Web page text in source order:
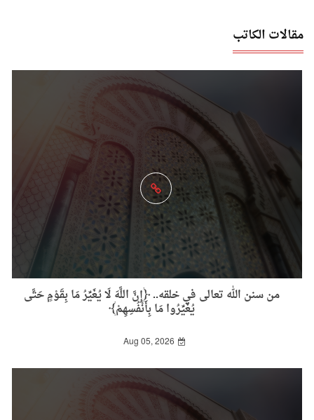
مقالات الكاتب
من سنن الله تعالى في خلقه.. ﴿إِنَّ اللَّهَ لَا يُغَيِّرُ مَا بِقَوْمٍ حَتَّى
يُغَيِّرُوا مَا بِأَنْفُسِهِمْ﴾
Aug 05, 2026